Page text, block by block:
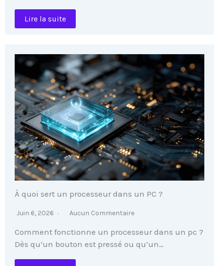
Lire la suite
À quoi sert un processeur dans un PC ?
Juin 6, 2026 Aucun Commentaire
Comment fonctionne un processeur dans un pc ?
Dès qu’un bouton est pressé ou qu’un…